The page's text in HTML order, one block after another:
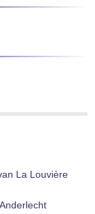
La Louvière